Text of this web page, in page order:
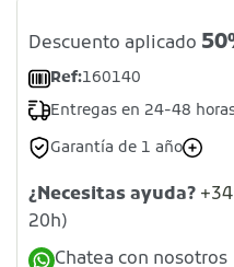
Descuento aplicado
Ref:160140
Entregas en 24-48
Garantía de 1 año
¿Necesitas ayuda?
20h)
Chatea con nosotros